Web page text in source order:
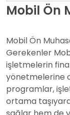
Mobil Ön
MobilÖn
Gerekenler
işletmelerin
yönetmelerine
programlar,
ortama